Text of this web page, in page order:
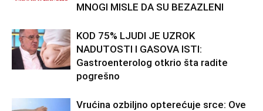
MNOGI MISLE DA SU BEZAZLENI
KOD 75% LJUDI JE UZROK
NADUTOSTI I GASOVA ISTI:
Gastroenterolog otkrio šta radite
pogrešno
Vrućina ozbiljno opterećuje srce: Ove